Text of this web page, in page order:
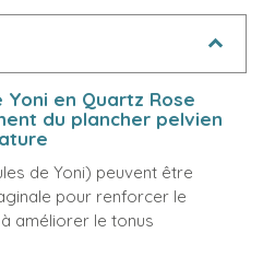
en Quartz Rose
du plancher pelvien
de Yoni) peuvent être
pour renforcer le
améliorer le tonus